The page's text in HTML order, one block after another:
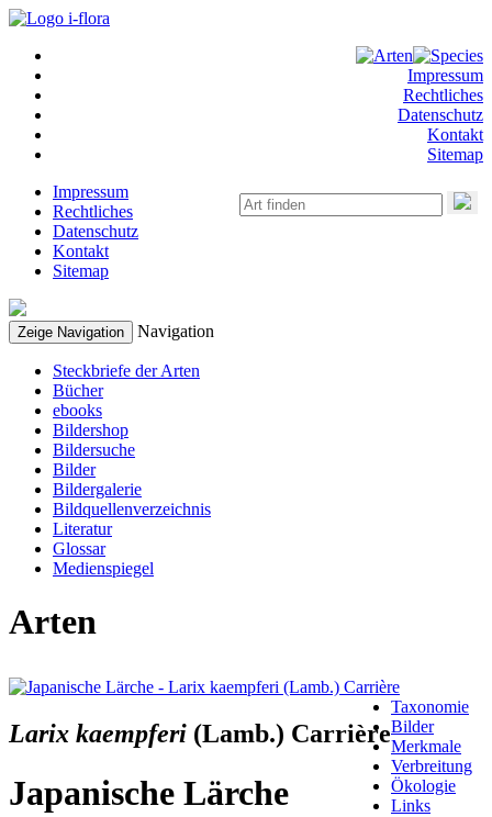
Impressum
Rechtliches
Datenschutz
Kontakt
Sitemap
Impressum
Rechtliches
Datenschutz
Kontakt
Sitemap
Zeige Navigation Navigation
Steckbriefe der Arten
Bücher
ebooks
Bildershop
Bildersuche
Bilder
Bildergalerie
Bildquellenverzeichnis
Literatur
Glossar
Medienspiegel
Arten
Larix kaempferi (Lamb.) Carrière
Japanische Lärche
Taxonomie
Bilder
Merkmale
Verbreitung
Ökologie
Links